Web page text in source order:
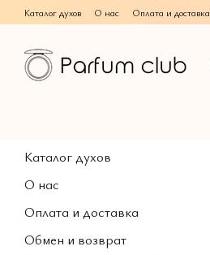
Перейти к основному контенту
Каталог духов О нас Оплата и доставка
Каталог духов
О нас
Оплата и доставка
Обмен и возврат